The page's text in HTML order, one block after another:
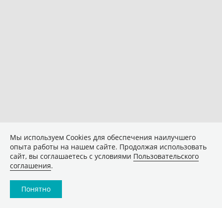
Мы используем Сookies для обеспечения наилучшего
опыта работы на нашем сайте. Продолжая использовать
сайт, вы соглашаетесь с условиями Пользовательского
соглашения.
Понятно